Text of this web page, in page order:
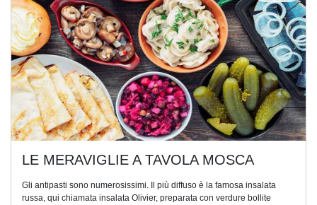
LE MERAVIGLIE A TAVOLA MOSCA
Gli antipasti sono numerosissimi. Il più diffuso è la famosa insalata
russa, qui chiamata insalata Olivier, preparata con verdure bollite